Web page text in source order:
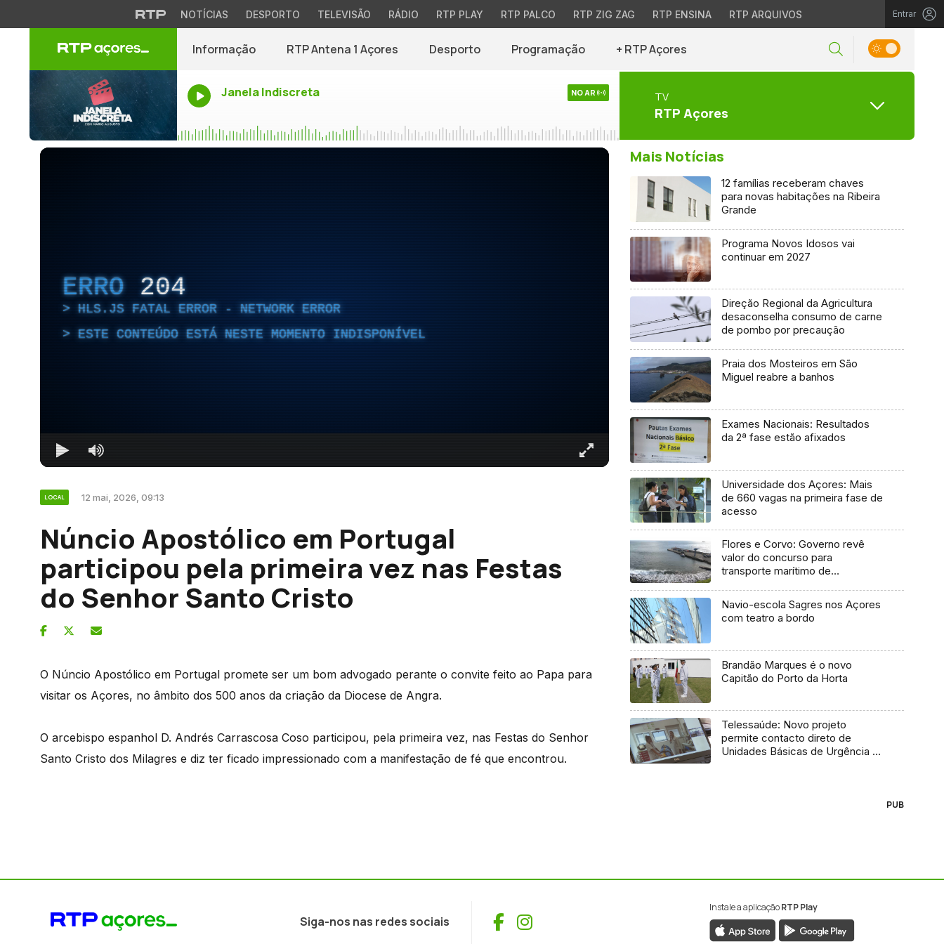
NOTÍCIAS DESPORTO TELEVISÃO RÁDIO RTP PLAY RTP PALCO RTP ZIG ZAG RTP ENSINA RTP ARQUIVOS Entrar
Informação RTP Antena 1 Açores Desporto Programação + RTP Açores
Janela Indiscreta NO AR TV
RTP Açores
ERRO 204
HLS.JS FATAL ERROR - NETWORK ERROR
ESTE CONTEÚDO ESTÁ NESTE MOMENTO INDISPONÍVEL
LOCAL 12 mai, 2026, 09:13
Núncio Apostólico em Portugal
participou pela primeira vez nas Festas
do Senhor Santo Cristo
O Núncio Apostólico em Portugal promete ser um bom advogado perante o convite feito ao Papa para
visitar os Açores, no âmbito dos 500 anos da criação da Diocese de Angra.
O arcebispo espanhol D. Andrés Carrascosa Coso participou, pela primeira vez, nas Festas do Senhor
Santo Cristo dos Milagres e diz ter ficado impressionado com a manifestação de fé que encontrou.
Mais Notícias
12 famílias receberam chaves
para novas habitações na Ribeira
Grande
Programa Novos Idosos vai
continuar em 2027
Direção Regional da Agricultura
desaconselha consumo de carne
de pombo por precaução
Praia dos Mosteiros em São
Miguel reabre a banhos
Exames Nacionais: Resultados
da 2ª fase estão afixados
Universidade dos Açores: Mais
de 660 vagas na primeira fase de
acesso
Flores e Corvo: Governo revê
valor do concurso para
transporte marítimo de
Navio-escola Sagres nos Açores
com teatro a bordo
Brandão Marques é o novo
Capitão do Porto da Horta
Telessaúde: Novo projeto
permite contacto direto de
Unidades Básicas de Urgência e
PUB
Siga-nos nas redes sociais Facebook
Instagram
Instale a aplicaçãoRTP Play